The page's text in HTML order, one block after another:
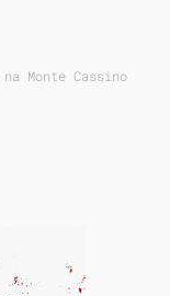
Monte Cassino